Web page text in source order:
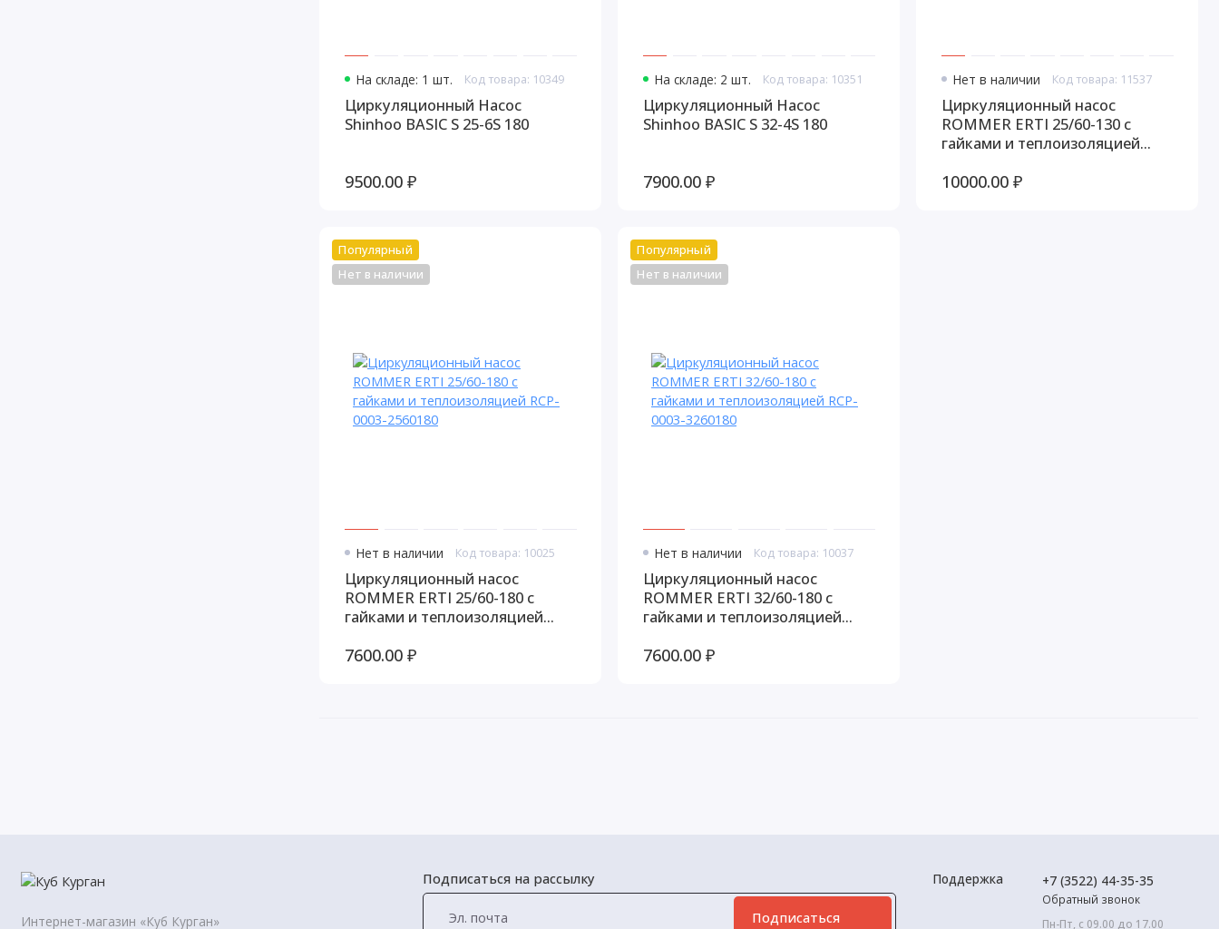
На складе: 1 шт. Код товара: 10349
Циркуляционный Насос
Shinhoo BASIC S 25-6S 180
9500.00 ₽
На складе: 2 шт. Код товара: 10351
Циркуляционный Насос
Shinhoo BASIC S 32-4S 180
7900.00 ₽
Нет в наличии Код товара: 11537
Циркуляционный насос
ROMMER ERTI 25/60-130 с
гайками и теплоизоляцией
10000.00 ₽
Популярный
Нет в наличии
Нет в наличии Код товара: 10025
Циркуляционный насос
ROMMER ERTI 25/60-180 с
гайками и теплоизоляцией
7600.00 ₽
Популярный
Нет в наличии
Нет в наличии Код товара: 10037
Циркуляционный насос
ROMMER ERTI 32/60-180 с
гайками и теплоизоляцией
7600.00 ₽
Интернет-магазин «Куб Курган»
Подписаться на рассылку
Подписаться
Поддержка +7 (3522) 44-35-35
Обратный звонок
Пн-Пт, с 09.00 до 17.00